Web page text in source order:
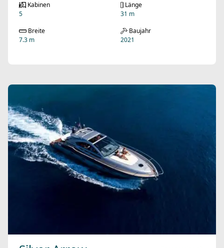
Kabinen
5
Länge
31 m
Breite
7.3 m
Baujahr
2021